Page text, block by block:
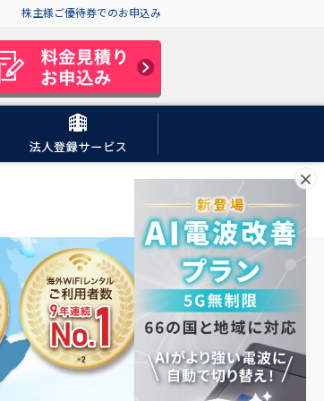
株主様ご優待券でのお申込み
×